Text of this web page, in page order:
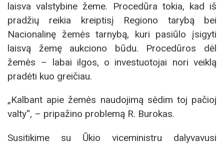
laisva valstybine žeme. Procedūra tokia, kad iš
pradžių reikia kreiptisį Regiono tarybą bei
Nacionalinę žemės tarnybą, kuri pasiūlo įsigyti
laisvą žemę aukciono būdu. Procedūros dėl
žemės – labai ilgos, o investuotojai nori veiklą
pradėti kuo greičiau.
„Kalbant apie žemės naudojimą sėdim toj pačioj
valty“, – pripažino problemą R. Burokas.
Susitikime su Ūkio viceministru dalyvavusi